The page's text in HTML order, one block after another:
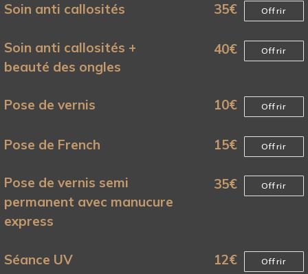
Soin anti callosités 35€ Offrir
Soin anti callosités +
beauté des ongles
40€ Offrir
Pose de vernis 10€ Offrir
Pose de French 15€ Offrir
Pose de vernis semi
permanent avec manucure
express
35€ Offrir
Séance UV 12€ Offrir